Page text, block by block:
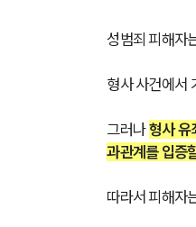
성범죄 피해자
형사 사건에서
그러나 형사 유
과관계를 입증
따라서 피해자